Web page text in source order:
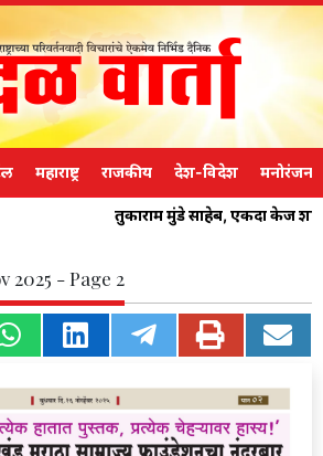
महाराष्ट्र राजकीय देश-विदेश मनोरंजन
तुकाराम मुंडे साहेब, एकदा केज
2025 - Page 2